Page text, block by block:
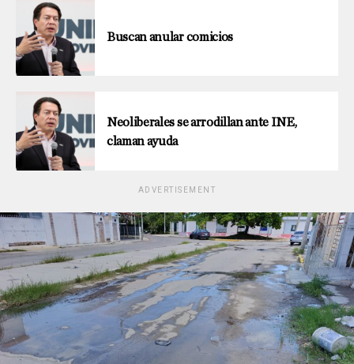
Buscan anular comicios
Neoliberales se arrodillan ante INE,
claman ayuda
ADVERTISEMENT